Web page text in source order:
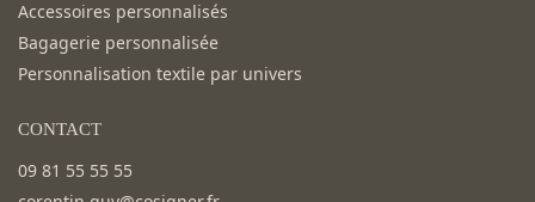
Accessoires personnalisés
Bagagerie personnalisée
Personnalisation textile par univers
CONTACT
09 81 55 55 55